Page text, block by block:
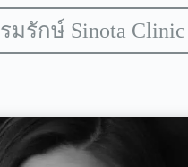
รักษ์ Sinota Clinic